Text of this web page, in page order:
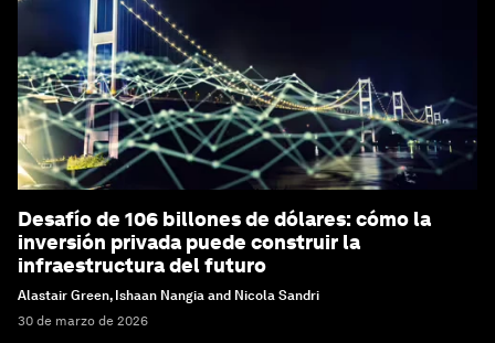
Desafío de 106 billones de dólares: cómo la
inversión privada puede construir la
infraestructura del futuro
Alastair Green, Ishaan Nangia and Nicola Sandri
30 de marzo de 2026